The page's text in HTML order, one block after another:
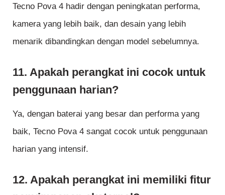
Tecno Pova 4 hadir dengan peningkatan performa,
kamera yang lebih baik, dan desain yang lebih
menarik dibandingkan dengan model sebelumnya.
11. Apakah perangkat ini cocok untuk
penggunaan harian?
Ya, dengan baterai yang besar dan performa yang
baik, Tecno Pova 4 sangat cocok untuk penggunaan
harian yang intensif.
12. Apakah perangkat ini memiliki fitur